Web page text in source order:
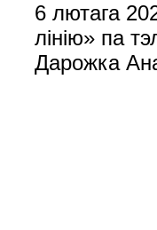
6 лютага
лінію» па
Дарожка